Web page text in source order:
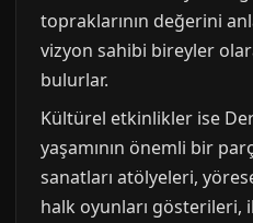
topraklarının değerini
vizyon sahibi bireyler
bulurlar.
Kültürel etkinlikler ise
yaşamının önemli bir
sanatları atölyeleri,
halk oyunları gösterileri,